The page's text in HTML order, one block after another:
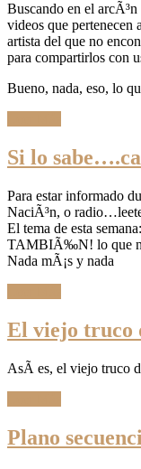
Buscando en el
videos que
artista del que no
para compartirlos con
Bueno, nada, eso, lo
Si lo
Para estar informado
NaciÃ³n, o
El tema de esta
TAMBIÃ‰N! lo que
Nada mÃ¡s y nada
El viejo truco
AsÃ­ es, el viejo truco
Plano